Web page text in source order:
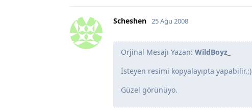
Scheshen 25 Ağu 2008
Orjinal Mesajı Yazan: WildBoyz_
İsteyen resimi kopyalayıpta yapabilir.;)
Güzel görünüyo.